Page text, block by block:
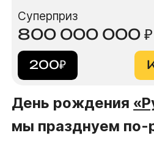
Суперприз
800 000 000₽
200₽
День рождения
мы празднуем по-